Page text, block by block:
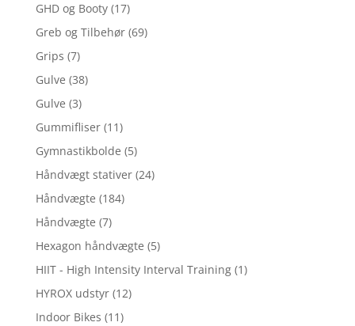
GHD og Booty (17)
Greb og Tilbehør (69)
Grips (7)
Gulve (38)
Gulve (3)
Gummifliser (11)
Gymnastikbolde (5)
Håndvægt stativer (24)
Håndvægte (184)
Håndvægte (7)
Hexagon håndvægte (5)
HIIT - High Intensity Interval Training (1)
HYROX udstyr (12)
Indoor Bikes (11)